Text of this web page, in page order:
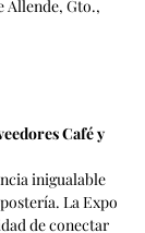
Allende, Gto.,
Café y
inigualable
La Expo
de conectar